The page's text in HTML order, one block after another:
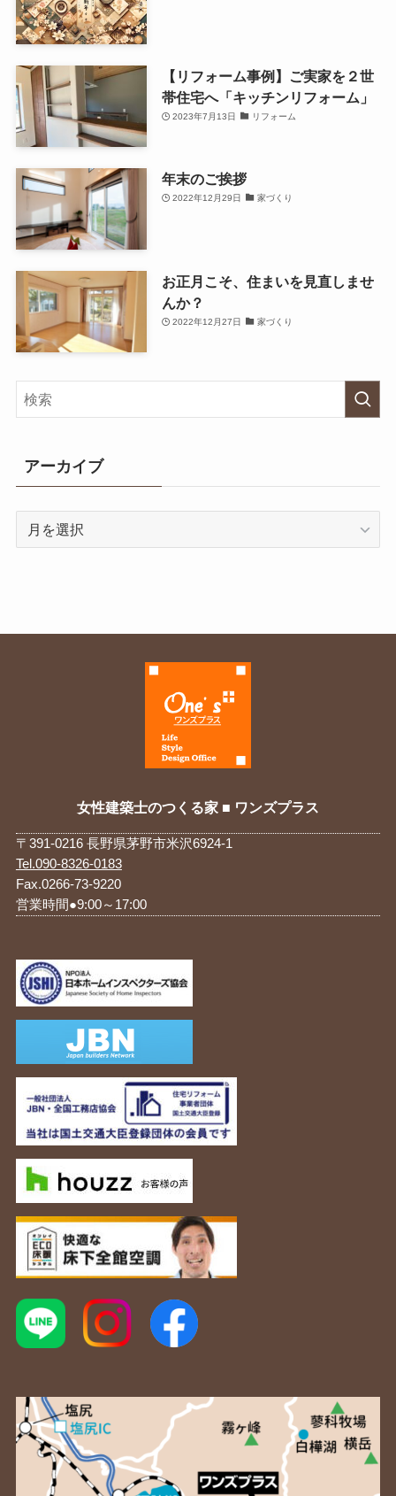
【リフォーム事例】ご実家を２世
帯住宅へ「キッチンリフォーム」
2023年7月13日 リフォーム
年末のご挨拶
2022年12月29日 家づくり
お正月こそ、住まいを見直しませ
んか？
2022年12月27日 家づくり
アーカイブ
女性建築士のつくる家 ■ ワンズプラス
〒391-0216 長野県茅野市米沢6924-1
Tel.090-8326-0183
Fax.0266-73-9220
営業時間●9:00～17:00